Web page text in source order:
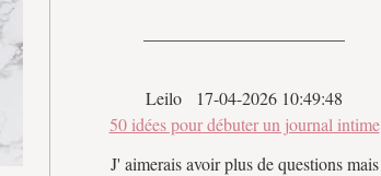
Leilo 17-04-2026 10:49:48
50 idées pour débuter un journal intime
J' aimerais avoir plus de questions mais